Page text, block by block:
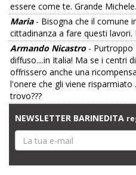
essere come te. Grande Michele.
Maria - Bisogna che il comune
cittadinanza a fare questi lavori.
Armando Nicastro - Purtroppo
diffuso....in Italia! Ma se i centri
offrissero anche una
l'onere che gli viene risparmiato
trovo???
NEWSLETTER BARINEDITA